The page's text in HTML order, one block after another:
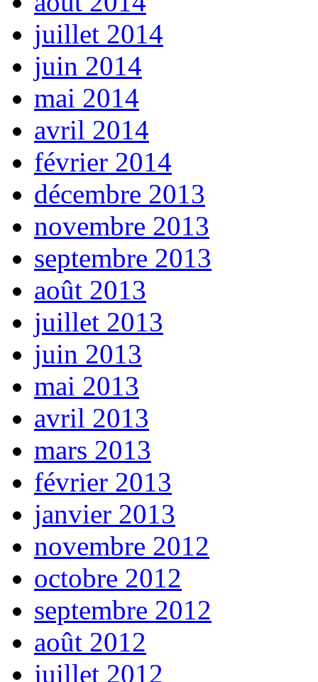
juillet 2014
juin 2014
mai 2014
avril 2014
février 2014
décembre 2013
novembre 2013
septembre 2013
août 2013
juillet 2013
juin 2013
mai 2013
avril 2013
mars 2013
février 2013
janvier 2013
novembre 2012
octobre 2012
septembre 2012
août 2012
juillet 2012